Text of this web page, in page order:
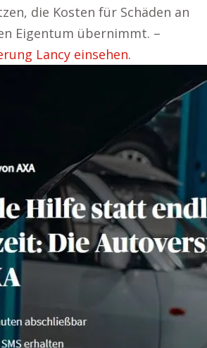
die Kosten für Schäden an
Eigentum übernimmt. –
Lancy einsehen.